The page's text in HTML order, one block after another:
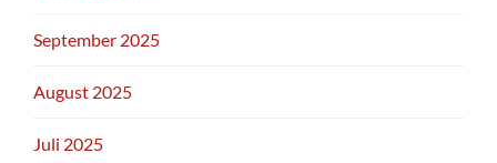
September 2025
August 2025
Juli 2025